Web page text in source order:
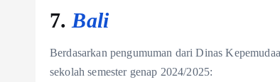
7.Bali
Berdasarkan pengumuman dari Dinas
sekolah semester genap 2024/2025: